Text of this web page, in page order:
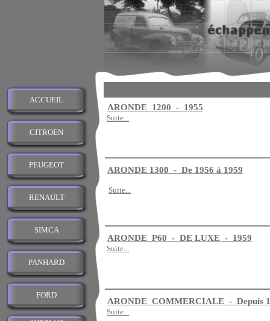
ACCUEIL
CITROEN
PEUGEOT
RENAULT
SIMCA
PANHARD
FORD
ARONDE 1200 - 1955
Suite...
ARONDE 1300 - De 1956 à 1959
Suite...
ARONDE P60 - DE LUXE - 1959
Suite...
ARONDE COMMERCIALE - Depuis
Suite...